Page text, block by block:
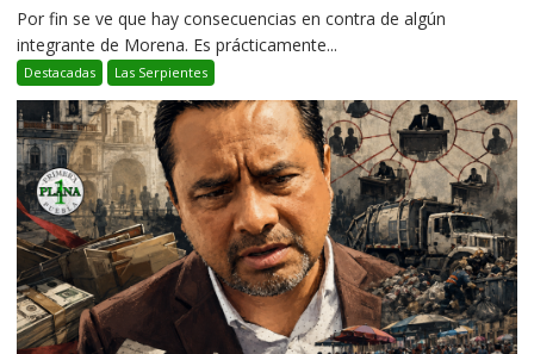
Por fin se ve que hay consecuencias en contra de algún
integrante de Morena. Es prácticamente...
Destacadas Las Serpientes